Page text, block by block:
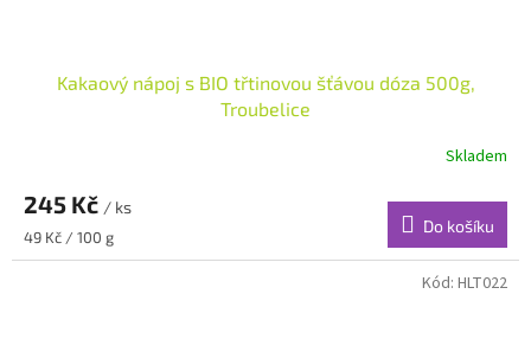
Kakaový nápoj s BIO třtinovou šťávou dóza 500g,
Troubelice
Skladem
245 Kč / ks
Měrná
cena:
49 Kč / 100 g
Do košíku
Kód: HLT022